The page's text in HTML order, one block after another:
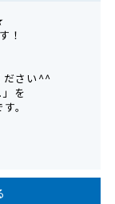
！
ださい^^
を
。